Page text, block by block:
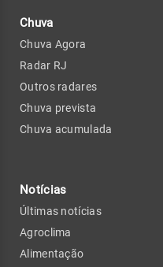
Chuva
Chuva Agora
Radar RJ
Outros radares
Chuva prevista
Chuva acumulada
Notícias
Últimas notícias
Agroclima
Alimentação